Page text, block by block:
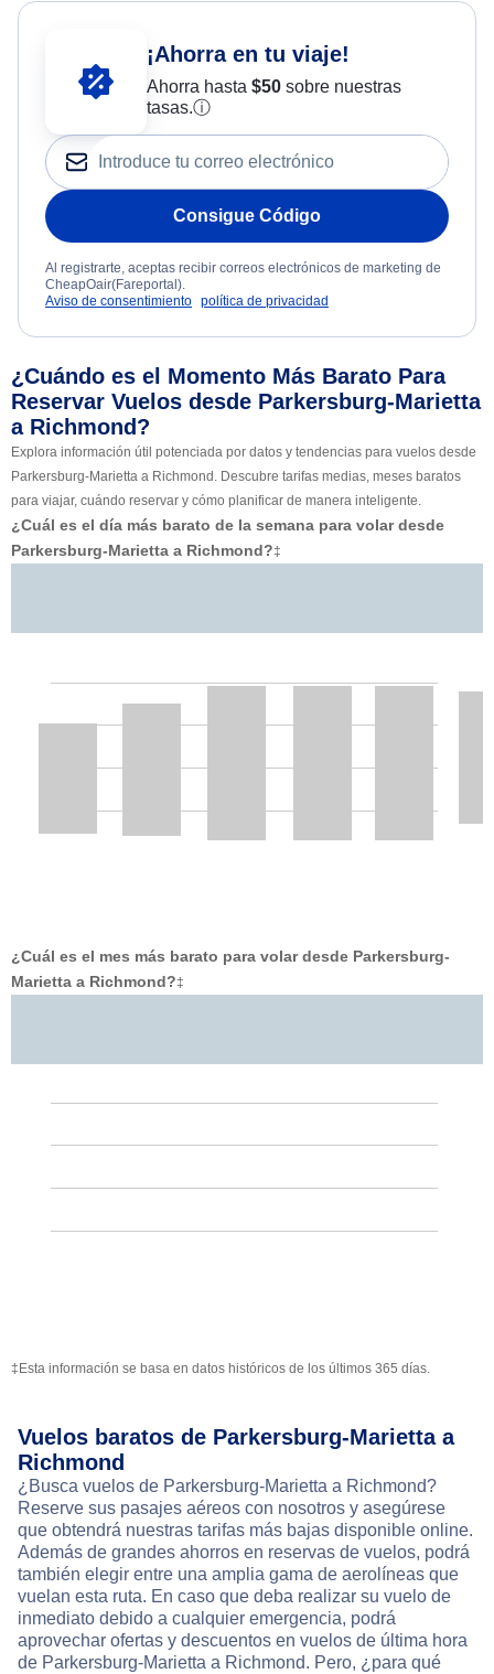
¡Ahorra en tu viaje!
Ahorra hasta $50sobre nuestras
tasas.ⓘ
Consigue Código
Al registrarte, aceptas recibir correos electrónicos de marketing de
CheapOair(Fareportal).
Aviso de consentimiento política de privacidad
¿Cuándo es el Momento Más Barato Para
Reservar Vuelos desde Parkersburg-Marietta
a Richmond?
Explora información útil potenciada por datos y tendencias para vuelos desde
Parkersburg-Marietta a Richmond. Descubre tarifas medias, meses baratos
para viajar, cuándo reservar y cómo planificar de manera inteligente.
¿Cuál es el día más barato de la semana para volar desde
Parkersburg-Marietta a Richmond?‡
¿Cuál es el mes más barato para volar desde Parkersburg-
Marietta a Richmond?‡
‡Esta información se basa en datos históricos de los últimos 365 días.
Vuelos baratos de Parkersburg-Marietta a
Richmond
¿Busca vuelos de Parkersburg-Marietta a Richmond?
Reserve sus pasajes aéreos con nosotros y asegúrese
que obtendrá nuestras tarifas más bajas disponible online.
Además de grandes ahorros en reservas de vuelos, podrá
también elegir entre una amplia gama de aerolíneas que
vuelan esta ruta. En caso que deba realizar su vuelo de
inmediato debido a cualquier emergencia, podrá
aprovechar ofertas y descuentos en vuelos de última hora
de Parkersburg-Marietta a Richmond. Pero, ¿para qué